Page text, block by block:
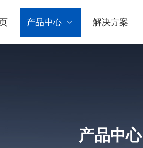
产品中心 解决方案
产品中心